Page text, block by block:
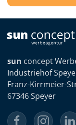
sun concept
Industriehof
Franz-Kirrmeier-
67346 Speyer